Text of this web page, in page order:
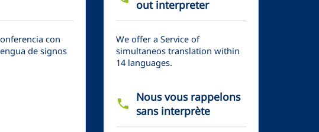
con
de signos
out interpreter
We offer a Service of
simultaneos translation within
14 languages.
phone Nous vous rappelons
sans interprète